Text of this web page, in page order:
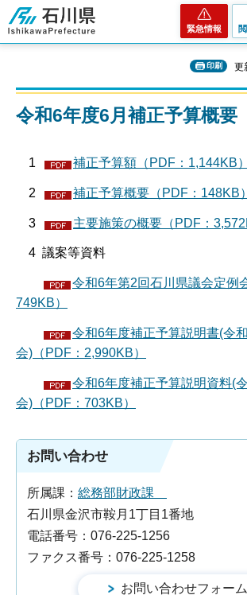
石川県
緊急情報
印刷 更
令和6年度6月補正予算概要
1 補正予算額（PDF：1,144KB）
2 補正予算概要（PDF：148KB）
3 主要施策の概要（PDF：
4 議案等資料
令和6年第2回石川県議会定例
749KB）
令和6年度補正予算説明書(令
会)（PDF：2,990KB）
令和6年度補正予算説明資料(
会)（PDF：703KB）
お問い合わせ
所属課： 総務部財政課
石川県金沢市鞍月1丁目1番地
電話番号：076-225-1256
ファクス番号：076-225-1258